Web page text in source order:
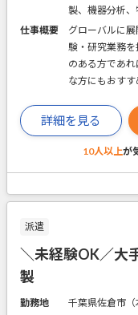
製、機器分析、
仕事概要
グローバルに
験・研究業務
のある方であ
な方にもおすす
詳細を見る
10人以上が
派遣
＼未経験OK／大
製
勤務地
千葉県佐倉市（